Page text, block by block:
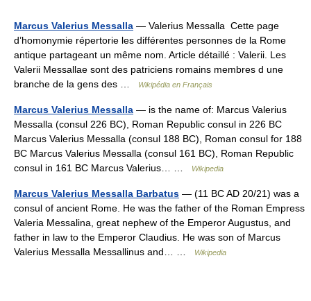
Marcus Valerius Messalla — Valerius Messalla Cette page
d’homonymie répertorie les différentes personnes de la Rome
antique partageant un même nom. Article détaillé : Valerii. Les
Valerii Messallae sont des patriciens romains membres d une
branche de la gens des …
Wikipédia en Français
Marcus Valerius Messalla — is the name of: Marcus Valerius
Messalla (consul 226 BC), Roman Republic consul in 226 BC
Marcus Valerius Messalla (consul 188 BC), Roman consul for 188
BC Marcus Valerius Messalla (consul 161 BC), Roman Republic
consul in 161 BC Marcus Valerius… …
Wikipedia
Marcus Valerius Messalla Barbatus — (11 BC AD 20/21) was a
consul of ancient Rome. He was the father of the Roman Empress
Valeria Messalina, great nephew of the Emperor Augustus, and
father in law to the Emperor Claudius. He was son of Marcus
Valerius Messalla Messallinus and… …
Wikipedia